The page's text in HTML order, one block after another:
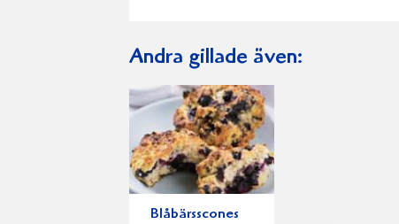
Andra gillade även:
Blåbärsscones